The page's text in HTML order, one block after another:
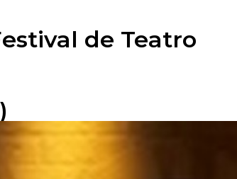
de Teatro